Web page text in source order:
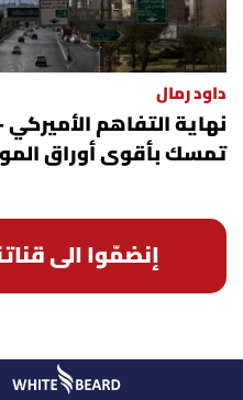
داود رمال
نهاية التفاهم الأميركي
تمسك بأقوى أوراق
إنضمّوا الى